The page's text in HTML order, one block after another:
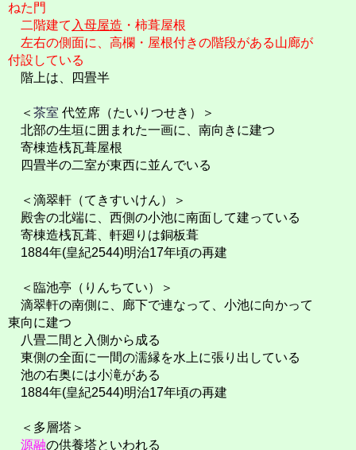
ねた門
二階建て 入母屋造 ・柿葺屋根
左右の側面に、高欄・屋根付きの階段がある山廊が
付設している
階上は、四畳半
＜ 茶室 代笠席（たいりつせき）＞
北部の生垣に囲まれた一画に、南向きに建つ
寄棟造桟瓦葺屋根
四畳半の二室が東西に並んでいる
＜滴翠軒（てきすいけん）＞
殿舎の北端に、西側の小池に南面して建っている
寄棟造桟瓦葺、軒廻りは銅板葺
1884年(皇紀2544)明治17年頃の再建
＜臨池亭（りんちてい）＞
滴翠軒の南側に、廊下で連なって、小池に向かって
東向に建つ
八畳二間と入側から成る
東側の全面に一間の濡縁を水上に張り出している
池の右奥には小滝がある
1884年(皇紀2544)明治17年頃の再建
＜多層塔＞
源融の供養塔といわれる